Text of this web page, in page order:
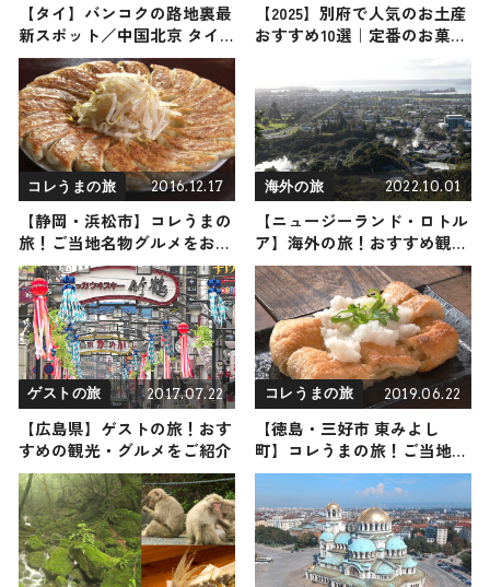
【タイ】バンコクの路地裏最
新スポット／中国北京 タイ
ムトリップ
【2025】別府で人気のお土産
おすすめ10選｜定番のお菓子
まき用まで幅広く紹介
コレうまの旅 2016.12.17
【静岡・浜松市】コレうまの
旅！ご当地名物グルメをお届
け
海外の旅 2022.10.01
【ニュージーランド・ロトル
ア】海外の旅！おすすめ観光
スポットやグルメをリポート
ゲストの旅 2017.07.22
【広島県】ゲストの旅！おす
すめの観光・グルメをご紹介
コレうまの旅 2019.06.22
【徳島・三好市 東みよし
町】コレうまの旅！ご当地名
物グルメをお届け